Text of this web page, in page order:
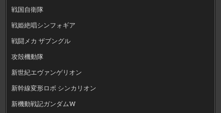
戦国自衛隊
戦姫絶唱シンフォギア
戦闘メカ ザブングル
攻殻機動隊
新世紀エヴァンゲリオン
新幹線変形ロボ シンカリオン
新機動戦記ガンダムW